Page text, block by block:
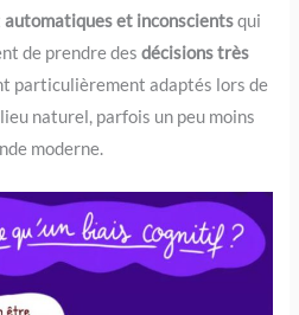
automatiques et inconscientsqui
de prendre desdécisions très
particulièrement adaptés lors de
naturel, parfois un peu moins
moderne.